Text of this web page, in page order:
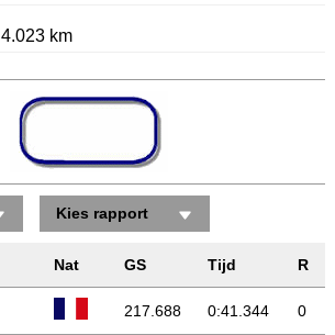
4.023 km
Kies rapport
Nat GS Tijd R
217.688 0:41.344 0